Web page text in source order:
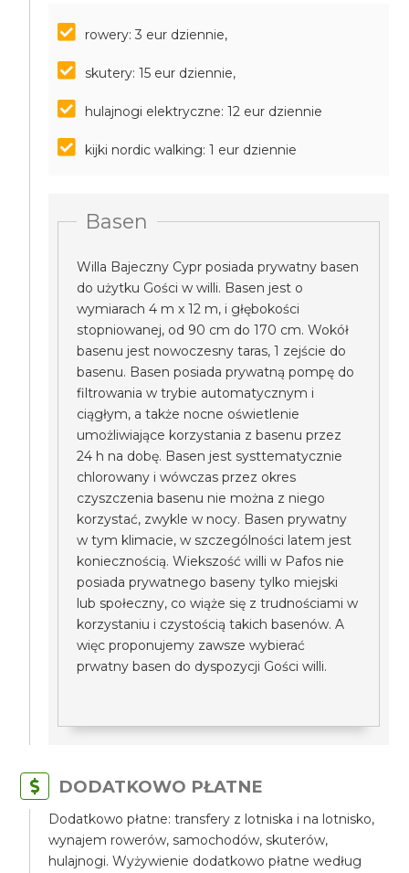
rowery: 3 eur dziennie,
skutery: 15 eur dziennie,
hulajnogi elektryczne: 12 eur dziennie
kijki nordic walking: 1 eur dziennie
Basen
Willa Bajeczny Cypr posiada prywatny basen
do użytku Gości w willi. Basen jest o
wymiarach 4 m x 12 m, i głębokości
stopniowanej, od 90 cm do 170 cm. Wokół
basenu jest nowoczesny taras, 1 zejście do
basenu. Basen posiada prywatną pompę do
filtrowania w trybie automatycznym i
ciągłym, a także nocne oświetlenie
umożliwiające korzystania z basenu przez
24 h na dobę. Basen jest systtematycznie
chlorowany i wówczas przez okres
czyszczenia basenu nie można z niego
korzystać, zwykle w nocy. Basen prywatny
w tym klimacie, w szczególności latem jest
koniecznością. Wiekszość willi w Pafos nie
posiada prywatnego baseny tylko miejski
lub społeczny, co wiąże się z trudnościami w
korzystaniu i czystością takich basenów. A
więc proponujemy zawsze wybierać
prwatny basen do dyspozycji Gości willi.
DODATKOWO PŁATNE
Dodatkowo płatne: transfery z lotniska i na lotnisko,
wynajem rowerów, samochodów, skuterów,
hulajnogi. Wyżywienie dodatkowo płatne według